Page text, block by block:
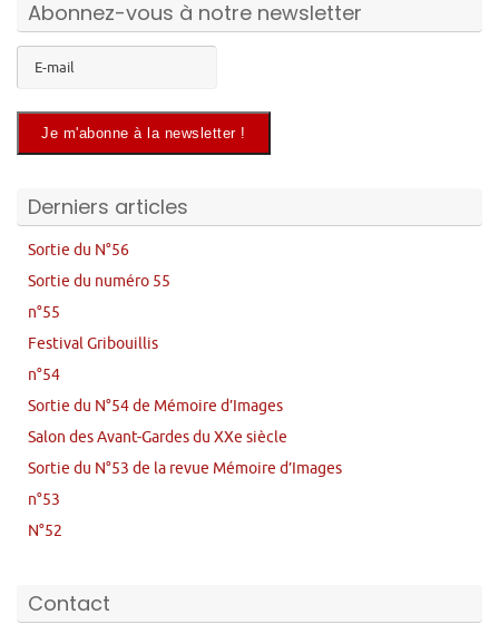
Abonnez-vous à notre newsletter
Derniers articles
Sortie du N°56
Sortie du numéro 55
n°55
Festival Gribouillis
n°54
Sortie du N°54 de Mémoire d’Images
Salon des Avant-Gardes du XXe siècle
Sortie du N°53 de la revue Mémoire d’Images
n°53
N°52
Contact